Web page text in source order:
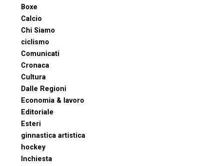
Boxe
Calcio
Chi Siamo
ciclismo
Comunicati
Cronaca
Cultura
Dalle Regioni
Economia & lavoro
Editoriale
Esteri
ginnastica artistica
hockey
Inchiesta